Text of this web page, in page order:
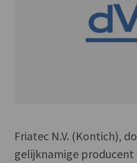
Friatec N.V. (Kontich),
gelijknamige producent